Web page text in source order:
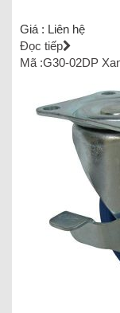
Giá : Liên hệ
Đọc tiếp
Mã :G30-02DP